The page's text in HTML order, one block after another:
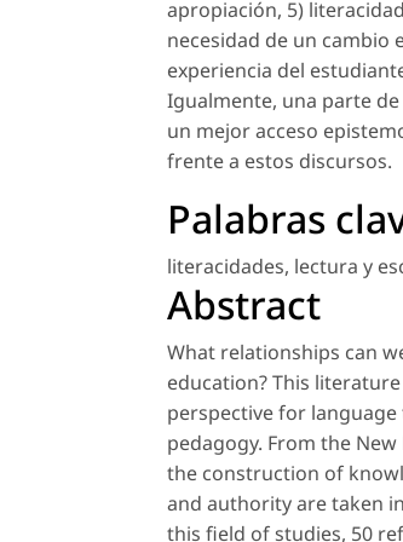
apropiación, 5)
necesidad de un cambio
experiencia del
Igualmente, una parte
un mejor acceso
frente a estos discursos.
Palabras
literacidades, lectura y
Abstract
What relationships can
education? This
perspective for
pedagogy. From the
the construction of
and authority are taken
this field of studies, 50